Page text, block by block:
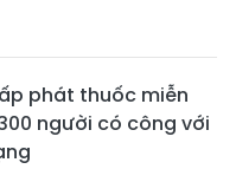
phát thuốc miễn
người có công với